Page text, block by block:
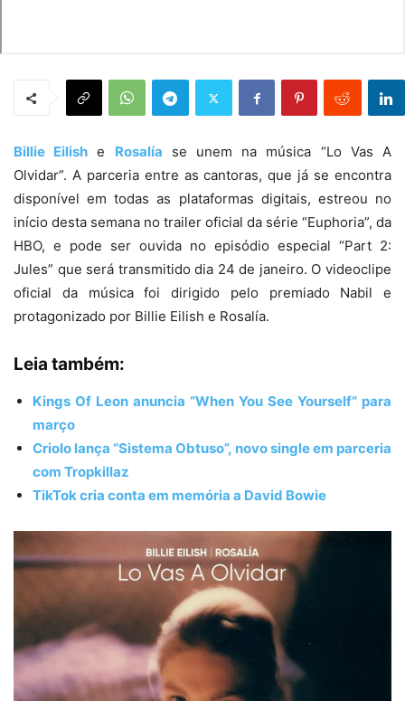
Billie Eilish e Rosalía se unem na música “Lo Vas A
Olvidar”. A parceria entre as cantoras, que já se encontra
disponível em todas as plataformas digitais, estreou no
início desta semana no trailer oficial da série “Euphoria”, da
HBO, e pode ser ouvida no episódio especial “Part 2:
Jules” que será transmitido dia 24 de janeiro. O videoclipe
oficial da música foi dirigido pelo premiado Nabil e
protagonizado por Billie Eilish e Rosalía.
Leia também:
Kings Of Leon anuncia “When You See Yourself” para
março
Criolo lança “Sistema Obtuso”, novo single em parceria
com Tropkillaz
TikTok cria conta em memória a David Bowie